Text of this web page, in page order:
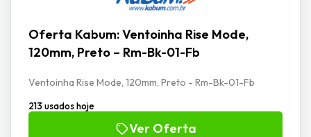
Oferta Kabum: Ventoinha Rise Mode,
120mm, Preto – Rm-Bk-01-Fb
Ventoinha Rise Mode, 120mm, Preto - Rm-Bk-01-Fb
213 usados hoje
Ver Oferta